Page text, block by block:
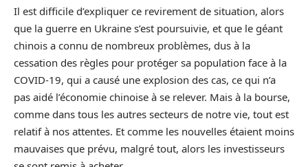
Il est difficile d’expliquer ce revirement de situation, alors
que la guerre en Ukraine s’est poursuivie, et que le géant
chinois a connu de nombreux problèmes, dus à la
cessation des règles pour protéger sa population face à la
COVID-19, qui a causé une explosion des cas, ce qui n’a
pas aidé l’économie chinoise à se relever. Mais à la bourse,
comme dans tous les autres secteurs de notre vie, tout est
relatif à nos attentes. Et comme les nouvelles étaient moins
mauvaises que prévu, malgré tout, alors les investisseurs